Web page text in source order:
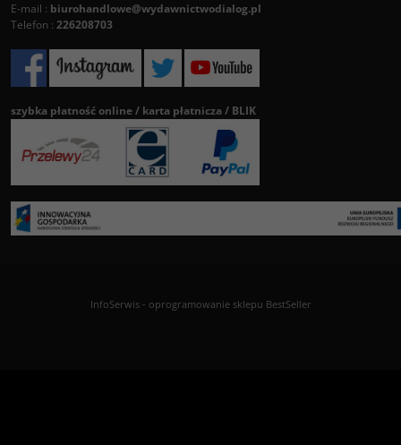
E-mail : biurohandlowe@wydawnictwodialog.pl
Telefon : 226208703
szybka płatność online / karta płatnicza / BLIK
InfoSerwis- oprogramowanie sklepu BestSeller